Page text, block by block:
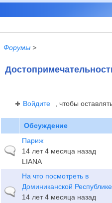
Форумы >
Войдите , чтобы
Обсуждение
Обычная тема
Париж
14 лет 4 месяца назад
LIANA
Обычная тема
На что посмотреть в
Доминиканской Республике
14 лет 4 месяца назад